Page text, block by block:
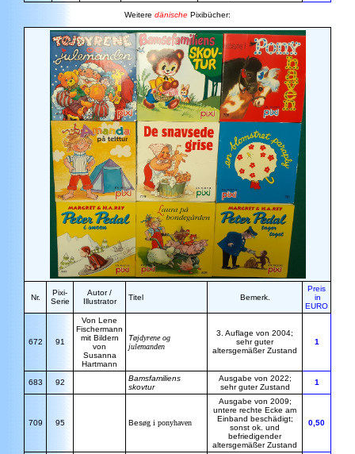
Weitere dänische Pixibücher:
Nr.
Pixi-
Serie
Autor /
Illustrator
Titel Bemerk.
Preis
in
EURO
672 91
Von Lene
Fischermann
mit Bildern
von
Susanna
Hartmann
Tøjdyrene og
julemanden
3. Auflage von 2004;
sehr guter
altersgemäßer Zustand
1
683 92
Bamsfamiliens
skovtur
Ausgabe von 2022;
sehr guter Zustand
1
709 95 Besøg i ponyhaven
Ausgabe von 2009;
untere rechte Ecke am
Einband beschädigt;
sonst ok. und
befriedigender
altersgemäßer Zustand
0,50